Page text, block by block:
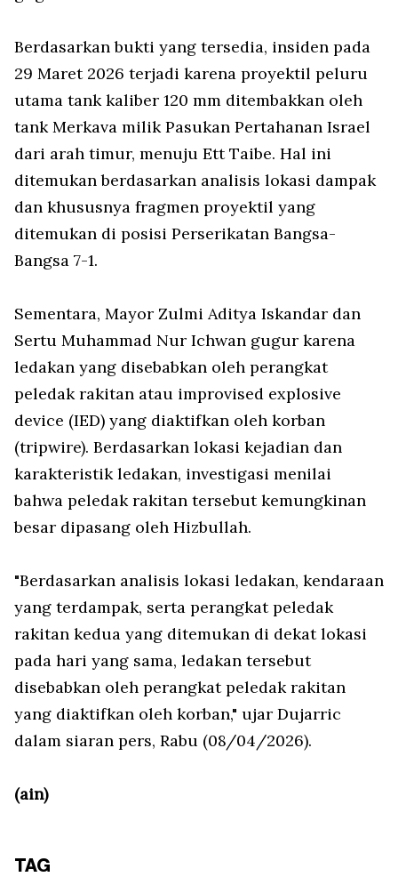
Berdasarkan bukti yang tersedia, insiden pada
29 Maret 2026 terjadi karena proyektil peluru
utama tank kaliber 120 mm ditembakkan oleh
tank Merkava milik Pasukan Pertahanan Israel
dari arah timur, menuju Ett Taibe. Hal ini
ditemukan berdasarkan analisis lokasi dampak
dan khususnya fragmen proyektil yang
ditemukan di posisi Perserikatan Bangsa-
Bangsa 7-1.
Sementara, Mayor Zulmi Aditya Iskandar dan
Sertu Muhammad Nur Ichwan gugur karena
ledakan yang disebabkan oleh perangkat
peledak rakitan atau improvised explosive
device (IED) yang diaktifkan oleh korban
(tripwire). Berdasarkan lokasi kejadian dan
karakteristik ledakan, investigasi menilai
bahwa peledak rakitan tersebut kemungkinan
besar dipasang oleh Hizbullah.
"Berdasarkan analisis lokasi ledakan, kendaraan
yang terdampak, serta perangkat peledak
rakitan kedua yang ditemukan di dekat lokasi
pada hari yang sama, ledakan tersebut
disebabkan oleh perangkat peledak rakitan
yang diaktifkan oleh korban," ujar Dujarric
dalam siaran pers, Rabu (08/04/2026).
(ain)
TAG